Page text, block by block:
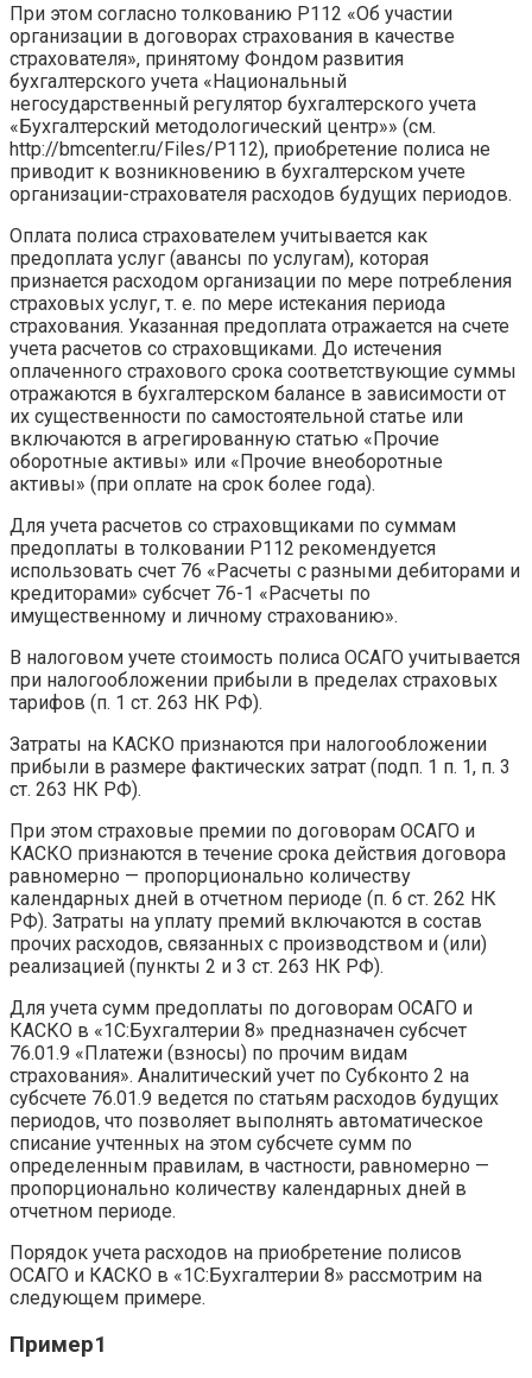
При этом согласно толкованию Р112 «Об участии
организации в договорах страхования в качестве
страхователя», принятому Фондом развития
бухгалтерского учета «Национальный
негосударственный регулятор бухгалтерского учета
«Бухгалтерский методологический центр»» (см.
http://bmcenter.ru/Files/P112), приобретение полиса не
приводит к возникновению в бухгалтерском учете
организации-страхователя расходов будущих периодов.
Оплата полиса страхователем учитывается как
предоплата услуг (авансы по услугам), которая
признается расходом организации по мере потребления
страховых услуг, т. е. по мере истекания периода
страхования. Указанная предоплата отражается на счете
учета расчетов со страховщиками. До истечения
оплаченного страхового срока соответствующие суммы
отражаются в бухгалтерском балансе в зависимости от
их существенности по самостоятельной статье или
включаются в агрегированную статью «Прочие
оборотные активы» или «Прочие внеоборотные
активы» (при оплате на срок более года).
Для учета расчетов со страховщиками по суммам
предоплаты в толковании Р112 рекомендуется
использовать счет 76 «Расчеты с разными дебиторами и
кредиторами» субсчет 76-1 «Расчеты по
имущественному и личному страхованию».
В налоговом учете стоимость полиса ОСАГО учитывается
при налогообложении прибыли в пределах страховых
тарифов (п. 1 ст. 263 НК РФ).
Затраты на КАСКО признаются при налогообложении
прибыли в размере фактических затрат (подп. 1 п. 1, п. 3
ст. 263 НК РФ).
При этом страховые премии по договорам ОСАГО и
КАСКО признаются в течение срока действия договора
равномерно — пропорционально количеству
календарных дней в отчетном периоде (п. 6 ст. 262 НК
РФ). Затраты на уплату премий включаются в состав
прочих расходов, связанных с производством и (или)
реализацией (пункты 2 и 3 ст. 263 НК РФ).
Для учета сумм предоплаты по договорам ОСАГО и
КАСКО в «1С:Бухгалтерии 8» предназначен субсчет
76.01.9 «Платежи (взносы) по прочим видам
страхования». Аналитический учет по Субконто 2 на
субсчете 76.01.9 ведется по статьям расходов будущих
периодов, что позволяет выполнять автоматическое
списание учтенных на этом субсчете сумм по
определенным правилам, в частности, равномерно —
пропорционально количеству календарных дней в
отчетном периоде.
Порядок учета расходов на приобретение полисов
ОСАГО и КАСКО в «1С:Бухгалтерии 8» рассмотрим на
следующем примере.
Пример1